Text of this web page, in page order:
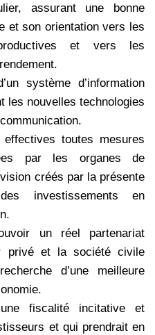
assurant une bonne
et son orientation vers les
et vers les
système d’information
les nouvelles technologies
effectives toutes mesures
par les organes de
créés par la présente
investissements en
un réel partenariat
privé et la société civile
d’une meilleure
fiscalité incitative et
et qui prendrait en